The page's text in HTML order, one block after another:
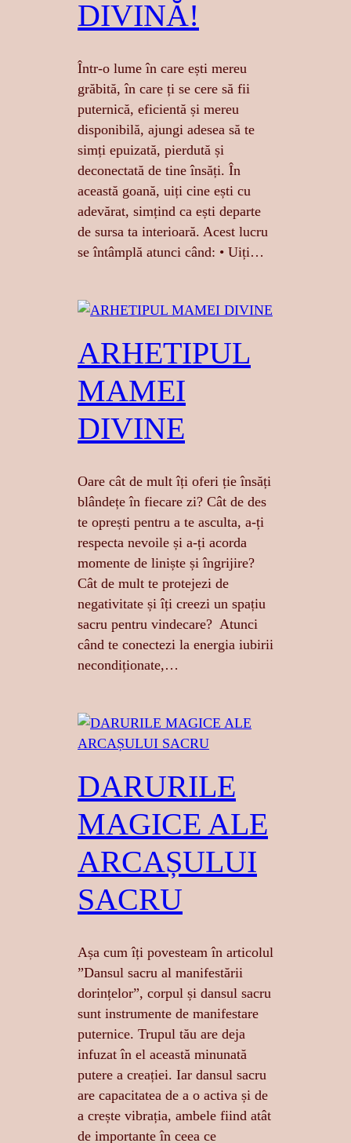
DIVINĂ!
Într-o lume în care ești mereu
grăbită, în care ți se cere să fii
puternică, eficientă și mereu
disponibilă, ajungi adesea să te
simți epuizată, pierdută și
deconectată de tine însăți. În
această goană, uiți cine ești cu
adevărat, simțind ca ești departe
de sursa ta interioară. Acest lucru
se întâmplă atunci când: • Uiți…
ARHETIPUL
MAMEI
DIVINE
Oare cât de mult îți oferi ție însăți
blândețe în fiecare zi? Cât de des
te oprești pentru a te asculta, a-ți
respecta nevoile și a-ți acorda
momente de liniște și îngrijire?
Cât de mult te protejezi de
negativitate și îți creezi un spațiu
sacru pentru vindecare? Atunci
când te conectezi la energia iubirii
necondiționate,…
DARURILE
MAGICE ALE
ARCAȘULUI
SACRU
Așa cum îți povesteam în articolul
”Dansul sacru al manifestării
dorințelor”, corpul și dansul sacru
sunt instrumente de manifestare
puternice. Trupul tău are deja
infuzat în el această minunată
putere a creației. Iar dansul sacru
are capacitatea de a o activa și de
a crește vibrația, ambele fiind atât
de importante în ceea ce